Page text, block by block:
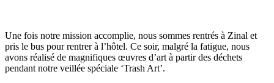
Une fois notre mission accomplie, nous sommes rentrés à Zinal et
pris le bus pour rentrer à l’hôtel. Ce soir, malgré la fatigue, nous
avons réalisé de magnifiques œuvres d’art à partir des déchets
pendant notre veillée spéciale ‘Trash Art’.